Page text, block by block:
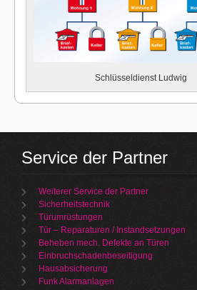
Schlüsseldienst Ludwig
Service der Partner
Weiterer Service der Partner
Sicherheitstechnik
Türumrüstungen
Tür – Reparaturen / Instandsetzungen
Beheben mech. Defekte an Türen
Einbruchschadenbeseitigung
Hausabsicherung
Funk Alarmanlagen